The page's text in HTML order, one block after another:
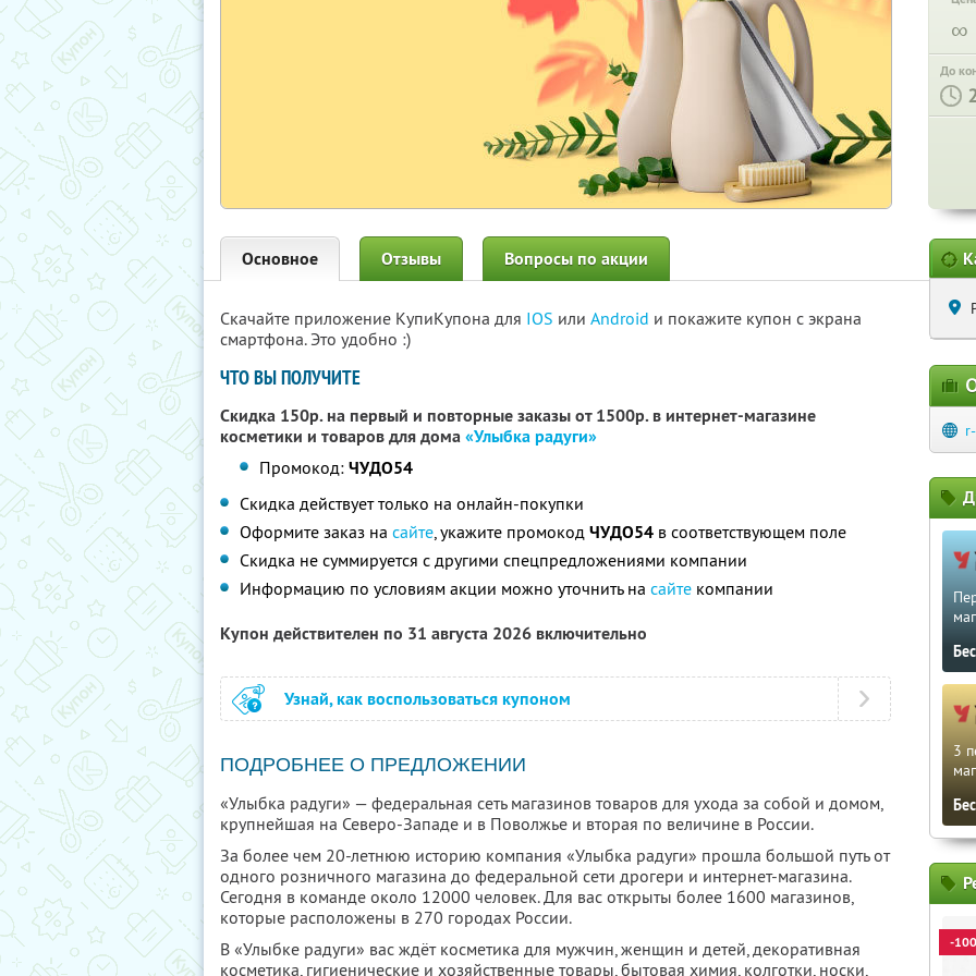
∞
До
Основное Отзывы Вопросы по акции
Скачайте приложение КупиКупона для IOS или Android и покажите купон с экрана
смартфона. Это удобно :)
ЧТО ВЫ ПОЛУЧИТЕ
Скидка 150р. на первый и повторные заказы от 1500р. в интернет-магазине
косметики и товаров для дома«Улыбка радуги»
Промокод:ЧУДО54
Скидка действует только на онлайн-покупки
Оформите заказ на сайте, укажите промокод ЧУДО54 в соответствующем поле
Скидка не суммируется с другими спецпредложениями компании
Информацию по условиям акции можно уточнить на сайте компании
Купон действителен по 31 августа 2026 включительно
Узнай, как воспользоваться купоном
ПОДРОБНЕЕ О ПРЕДЛОЖЕНИИ
«Улыбка радуги» — федеральная сеть магазинов товаров для ухода за собой и домом,
крупнейшая на Северо-Западе и в Поволжье и вторая по величине в России.
За более чем 20-летнюю историю компания «Улыбка радуги» прошла большой путь от
одного розничного магазина до федеральной сети дрогери и интернет-магазина.
Сегодня в команде около 12000 человек. Для вас открыты более 1600 магазинов,
которые расположены в 270 городах России.
В «Улыбке радуги» вас ждёт косметика для мужчин, женщин и детей, декоративная
косметика, гигиенические и хозяйственные товары, бытовая химия, колготки, носки,
3
-